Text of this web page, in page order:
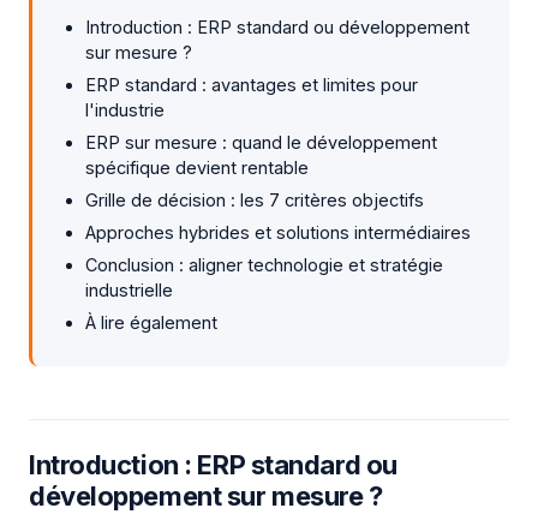
Introduction : ERP standard ou développement
sur mesure ?
ERP standard : avantages et limites pour
l'industrie
ERP sur mesure : quand le développement
spécifique devient rentable
Grille de décision : les 7 critères objectifs
Approches hybrides et solutions intermédiaires
Conclusion : aligner technologie et stratégie
industrielle
À lire également
Introduction : ERP standard ou
développement sur mesure ?